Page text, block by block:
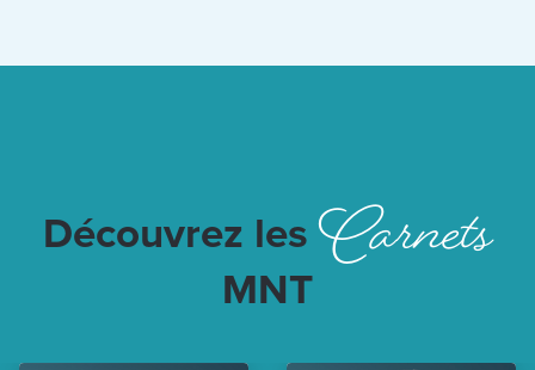
Découvrez lesCarnets
MNT